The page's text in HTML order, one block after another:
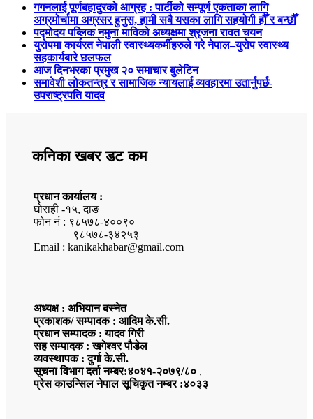
गगनलाई पूर्णबहादुरको आग्रह : पार्टीको सम्पूर्ण एकताका लागि
अग्रमोर्चामा अग्रसर हुनुस, हामी सबै यसका लागि सहयोगी हौँ र बन्छौँ
पद्मोदय पब्लिक नमुना माविको अध्यक्षमा श्रृजना रावत चयन
युरोपमा कार्यरत नेपाली स्वास्थ्यकर्मीहरुले गरे नेपाल–युरोप स्वास्थ्य
सहकार्यबारे छलफल
आज दिनभरका प्रमुख २० समाचार बुलेटिन
समावेशी लोकतन्त्र र सामाजिक न्यायलाई व्यवहारमा उतार्नुपर्छ-
उपराष्ट्रपति यादव
कनिका खबर डट कम
प्रधान कार्यालय :
घोराही -१५, दाङ
फोन नं : ९८५७८-४००९०
९८५७८-३४२५३
Email : kanikakhabar@gmail.com
अध्यक्ष : अभियान बस्नेत
प्रकाशक/ सम्पादक : आदिम के.सी.
प्रधान सम्पादक : यादव गिरी
सह सम्पादक : खगेश्वर पौडेल
व्यवस्थापक : दुर्गा के.सी.
सूचना विभाग दर्ता नम्बर:४०४१-२०७९/८० ,
प्रेस काउन्सिल नेपाल सूचिकृत नम्बर :४०३३